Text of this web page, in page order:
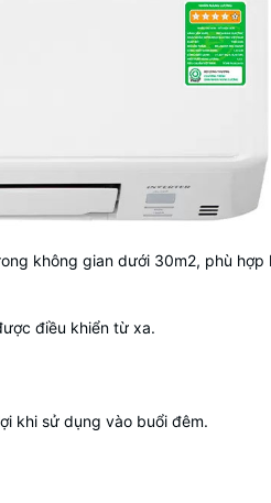
không gian dưới 30m2, phù
điều khiển từ xa.
khi sử dụng vào buổi đêm.